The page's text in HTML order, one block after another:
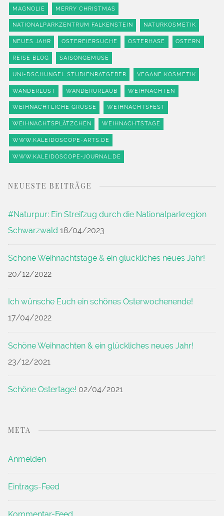
MAGNOLIE MERRY CHRISTMAS
NATIONALPARKZENTRUM FALKENSTEIN NATURKOSMETIK
NEUES JAHR OSTEREIERSUCHE OSTERHASE OSTERN
REISE BLOG SAISONGEMÜSE
UNI-DSCHUNGEL STUDIENRATGEBER VEGANE KOSMETIK
WANDERLUST WANDERURLAUB WEIHNACHTEN
WEIHNACHTLICHE GRÜSSE WEIHNACHTSFEST
WEIHNACHTSPLÄTZCHEN WEIHNACHTSTAGE
WWW.KALEIDOSCOPE-ARTS.DE
WWW.KALEIDOSCOPE-JOURNAL.DE
NEUESTE BEITRÄGE
#Naturpur: Ein Streifzug durch die Nationalparkregion
Schwarzwald 18/04/2023
Schöne Weihnachtstage & ein glückliches neues Jahr!
20/12/2022
Ich wünsche Euch ein schönes Osterwochenende!
17/04/2022
Schöne Weihnachten & ein glückliches neues Jahr!
23/12/2021
Schöne Ostertage! 02/04/2021
META
Anmelden
Eintrags-Feed